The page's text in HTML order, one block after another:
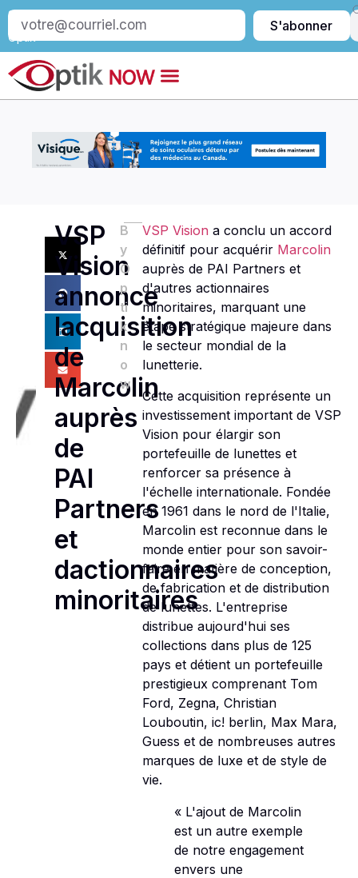
S’abonner
Optik
S'abonner
VSP
Vision
annonce
lacquisition
de
Marcolin
auprès
de
PAI
Partners
et
dactionnaires
minoritaires
B
y
O
p
ti
k
n
o
w
VSP Vision a conclu un accord
définitif pour acquérir Marcolin
auprès de PAI Partners et
d'autres actionnaires
minoritaires, marquant une
étape stratégique majeure dans
le secteur mondial de la
lunetterie.
Cette acquisition représente un
investissement important de VSP
Vision pour élargir son
portefeuille de lunettes et
renforcer sa présence à
l'échelle internationale. Fondée
en 1961 dans le nord de l'Italie,
Marcolin est reconnue dans le
monde entier pour son savoir-
faire en matière de conception,
de fabrication et de distribution
de lunettes. L'entreprise
distribue aujourd'hui ses
collections dans plus de 125
pays et détient un portefeuille
prestigieux comprenant Tom
Ford, Zegna, Christian
Louboutin, ic! berlin, Max Mara,
Guess et de nombreuses autres
marques de luxe et de style de
vie.
« L'ajout de Marcolin
est un autre exemple
de notre engagement
envers une